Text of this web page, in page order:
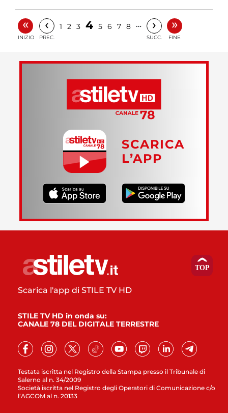
«
INIZIO
‹
PREC.
1 2 3 4 5 6 7 8 … ›
SUCC.
»
FINE
SCARICA
L’APP
Testata iscritta nel Registro della Stampa presso il Tribunale di
Salerno al n. 34/2009
Società iscritta nel Registro degli Operatori di Comunicazione c/o
l’AGCOM al n. 20133
Scarica l'app di STILE TV HD
STILE TV HD in onda su:
CANALE 78 DEL DIGITALE TERRESTRE